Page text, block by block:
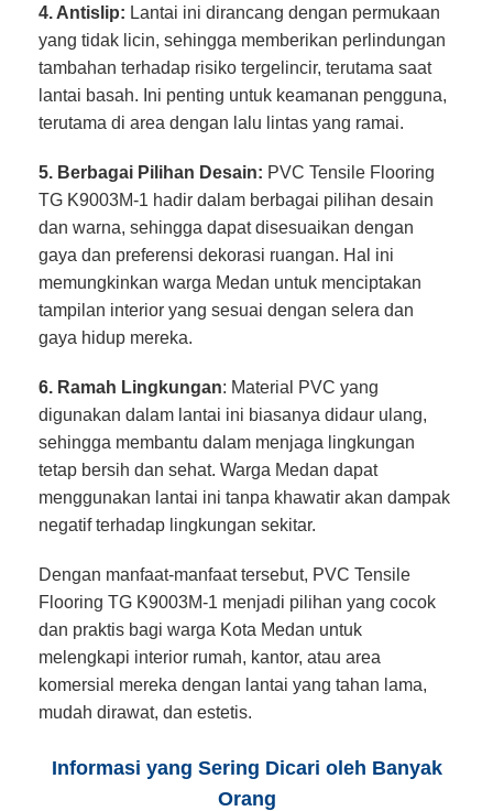
4. Antislip: Lantai ini dirancang dengan permukaan
yang tidak licin, sehingga memberikan perlindungan
tambahan terhadap risiko tergelincir, terutama saat
lantai basah. Ini penting untuk keamanan pengguna,
terutama di area dengan lalu lintas yang ramai.
5. Berbagai Pilihan Desain: PVC Tensile Flooring
TG K9003M-1 hadir dalam berbagai pilihan desain
dan warna, sehingga dapat disesuaikan dengan
gaya dan preferensi dekorasi ruangan. Hal ini
memungkinkan warga Medan untuk menciptakan
tampilan interior yang sesuai dengan selera dan
gaya hidup mereka.
6. Ramah Lingkungan: Material PVC yang
digunakan dalam lantai ini biasanya didaur ulang,
sehingga membantu dalam menjaga lingkungan
tetap bersih dan sehat. Warga Medan dapat
menggunakan lantai ini tanpa khawatir akan dampak
negatif terhadap lingkungan sekitar.
Dengan manfaat-manfaat tersebut, PVC Tensile
Flooring TG K9003M-1 menjadi pilihan yang cocok
dan praktis bagi warga Kota Medan untuk
melengkapi interior rumah, kantor, atau area
komersial mereka dengan lantai yang tahan lama,
mudah dirawat, dan estetis.
Informasi yang Sering Dicari oleh Banyak
Orang